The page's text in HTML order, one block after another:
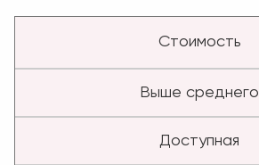
Стоимость
Выше среднего
Доступная